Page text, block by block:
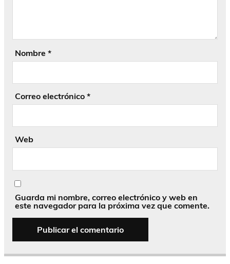
Nombre *
Correo electrónico *
Web
Guarda mi nombre, correo electrónico y web en
este navegador para la próxima vez que comente.